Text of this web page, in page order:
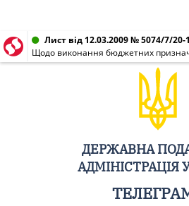
Лист від 12.03.2009 № 5074/7/20-
Щодо виконання бюджетних
ДЕРЖАВНА
АДМІНІСТРАЦІЯ